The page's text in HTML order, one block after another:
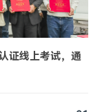
证线上考试，通